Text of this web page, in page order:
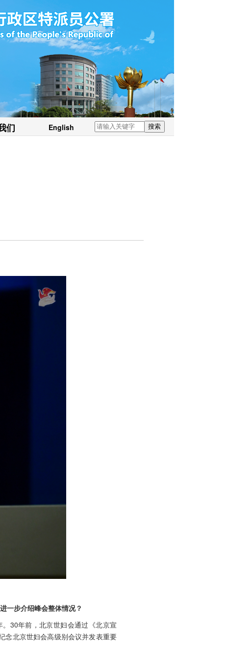
们 English 搜索
一步介绍峰会整体情况？
30年前，北京世妇会通过《北京宣
念北京世妇会高级别会议并发表重要